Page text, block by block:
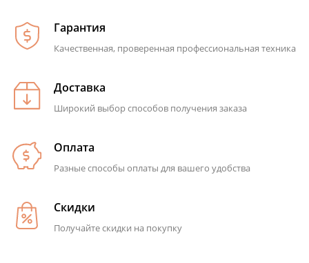
Гарантия
Качественная, проверенная профессиональная техника
Доставка
Широкий выбор способов получения заказа
Оплата
Разные способы оплаты для вашего удобства
Скидки
Получайте скидки на покупку